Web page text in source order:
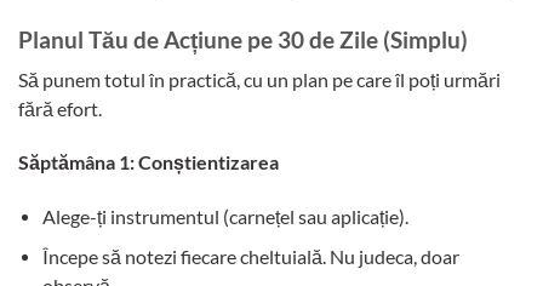
Planul Tău de Acțiune pe 30 de Zile (Simplu)
Să punem totul în practică, cu un plan pe care îl poți urmări
fără efort.
Săptămâna 1: Conștientizarea
Alege-ți instrumentul (carnețel sau aplicație).
Începe să notezi fiecare cheltuială. Nu judeca, doar